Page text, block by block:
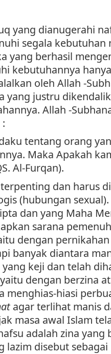
yang dianugerahi
segala kebutuhan
yang berhasil
kebutuhannya
oleh Allah -
yang justru
Allah -
tentang orang
Maka Apakah
Al-Furqan).
dan harus
(hubungan
dan yang Maha
sarana
dengan
banyak diantara
keji dan telah
dengan berzina
menghias-hiasi
agar terlihat manis
masa awal Islam
adalah zina yang
lazim disebut